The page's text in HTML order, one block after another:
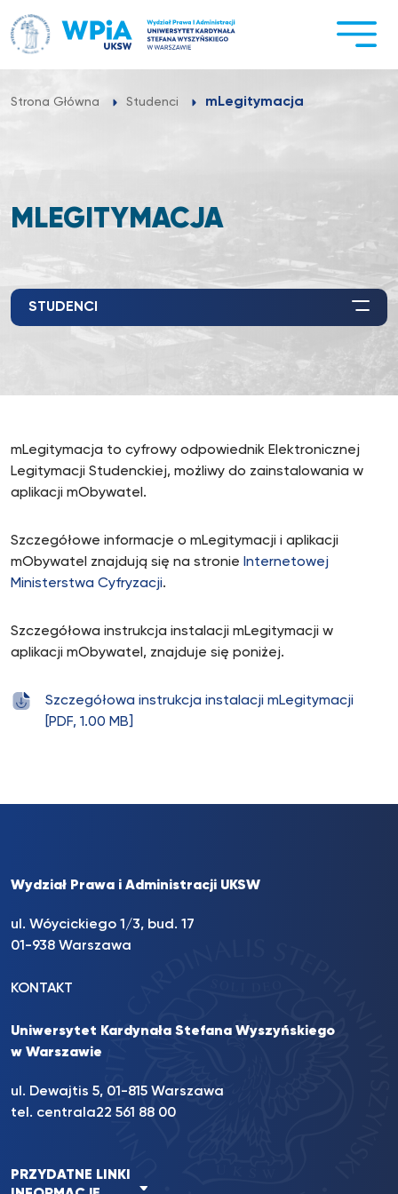
do
treści
Strona Główna Studenci mLegitymacja
MLEGITYMACJA
STUDENCI
mLegitymacja to cyfrowy odpowiednik Elektronicznej
Legitymacji Studenckiej, możliwy do zainstalowania w
aplikacji mObywatel.
Szczegółowe informacje o mLegitymacji i aplikacji
mObywatel znajdują się na stronie Internetowej
Ministerstwa Cyfryzacji.
Szczegółowa instrukcja instalacji mLegitymacji w
aplikacji mObywatel, znajduje się poniżej.
Szczegółowa instrukcja instalacji mLegitymacji
[PDF, 1.00 MB]
Wydział Prawa i Administracji UKSW
ul. Wóycickiego 1/3, bud. 17
01-938 Warszawa
KONTAKT
Uniwersytet Kardynała Stefana Wyszyńskiego
w Warszawie
ul. Dewajtis 5, 01-815 Warszawa
tel. centrala22 561 88 00
PRZYDATNE LINKI